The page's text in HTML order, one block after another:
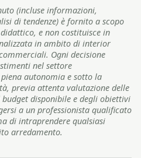
(incluse informazioni,
di tendenze) è fornito a scopo
e non costituisce in
in ambito di interior
Ogni decisione
nel settore
autonomia e sotto la
previa attenta valutazione delle
disponibile e degli obiettivi
a un professionista qualificato
di intraprendere qualsiasi
arredamento.